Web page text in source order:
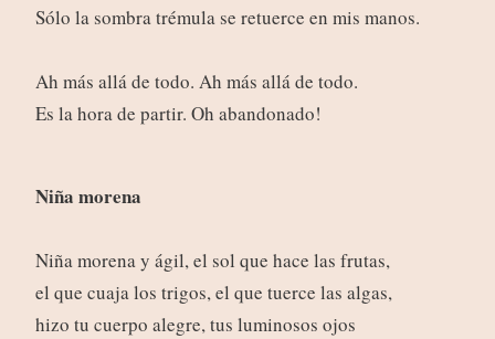
Sólo la sombra trémula se retuerce en mis manos.
Ah más allá de todo. Ah más allá de todo.
Es la hora de partir. Oh abandonado!
Niña morena
Niña morena y ágil, el sol que hace las frutas,
el que cuaja los trigos, el que tuerce las algas,
hizo tu cuerpo alegre, tus luminosos ojos